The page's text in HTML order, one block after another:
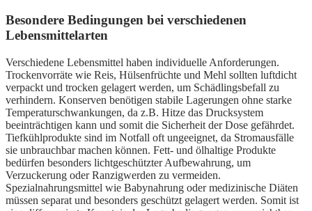
Besondere Bedingungen bei verschiedenen
Lebensmittelarten
Verschiedene Lebensmittel haben individuelle Anforderungen.
Trockenvorräte wie Reis, Hülsenfrüchte und Mehl sollten luftdicht
verpackt und trocken gelagert werden, um Schädlingsbefall zu
verhindern. Konserven benötigen stabile Lagerungen ohne starke
Temperaturschwankungen, da z.B. Hitze das Drucksystem
beeinträchtigen kann und somit die Sicherheit der Dose gefährdet.
Tiefkühlprodukte sind im Notfall oft ungeeignet, da Stromausfälle
sie unbrauchbar machen können. Fett- und ölhaltige Produkte
bedürfen besonders lichtgeschützter Aufbewahrung, um
Verzuckerung oder Ranzigwerden zu vermeiden.
Spezialnahrungsmittel wie Babynahrung oder medizinische Diäten
müssen separat und besonders geschützt gelagert werden. Somit ist